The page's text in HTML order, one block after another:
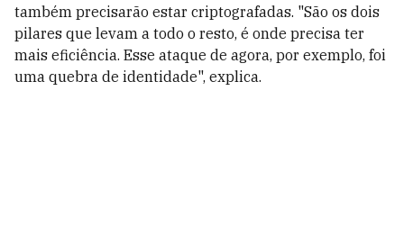
também precisarão estar criptografadas. "São os dois
pilares que levam a todo o resto, é onde precisa ter
mais eficiência. Esse ataque de agora, por exemplo, foi
uma quebra de identidade", explica.